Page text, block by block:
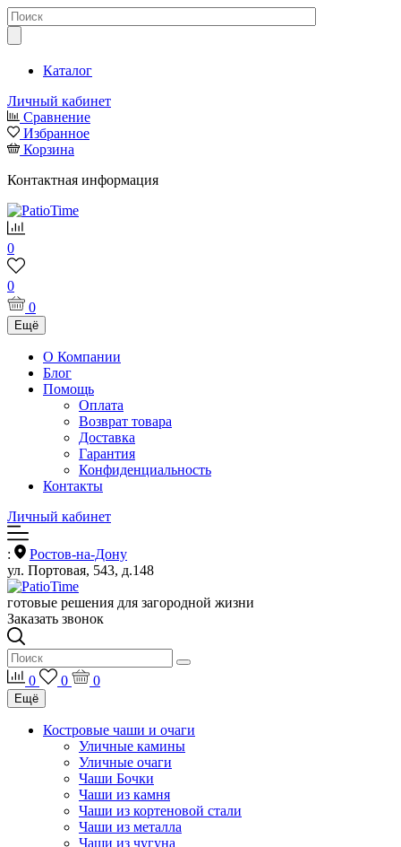
Каталог
Личный кабинет
Сравнение
Избранное
Корзина
Контактная информация
0
0
0
Ещё
О Компании
Блог
Помощь
Оплата
Возврат товара
Доставка
Гарантия
Конфиденциальность
Контакты
Личный кабинет
:
Ростов-на-Дону
ул. Портовая, 543, д.148
готовые решения для загородной жизни
Заказать звонок
0 0 0
Ещё
Костровые чаши и очаги
Уличные камины
Уличные очаги
Чаши Бочки
Чаши из камня
Чаши из кортеновой стали
Чаши из металла
Чаши из чугуна